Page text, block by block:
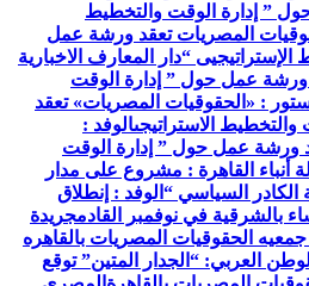
” إدارة الوقت والتخطيط
المصريات تعقد ورشة عمل
“دار المعارف الاخبارية
ورشة عمل حول ” إدارة الوقت
: «الحقوقيات المصريات» تعقد
الاستراتيجىالوفد :
ورشة عمل حول ” إدارة الوقت
أنباء القاهرة : مشروع على مدار
السياسي “ الوفد : إنطلاق
بالشرقية في نوفمبر القادمجريدة
جمعيه الحقوقيات المصريات بالقاهره
الوطن العربي: “الجدار المتين” توقع